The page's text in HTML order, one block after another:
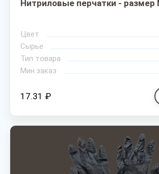
Нитриловые перчатки - размер
Цвет
Сырье
Тип товара
Мин.заказ
17.31 ₽